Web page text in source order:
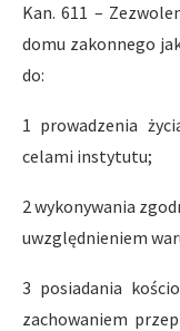
Kan. 611 –
domu zakonnego
do:
1 prowadzenia
celami instytutu;
2 wykonywania
uwzględnieniem
3 posiadania
zachowaniem